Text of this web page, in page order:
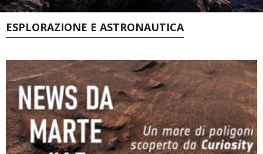
ESPLORAZIONE E ASTRONAUTICA